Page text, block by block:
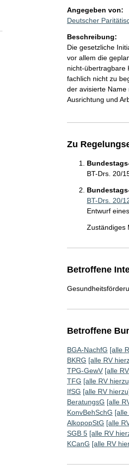
Angegeben von:
Deutscher
Beschreibung:
Die gesetzliche
vor allem die
nicht-übertragbare
fachlich nicht zu
der avisierte
Ausrichtung und
Zu
BT-Drs. 20/
BT-Drs. 20/
Entwurf
Zuständiges
Betroffene
Betroffene
BGA-NachfG [alle
BKRG [alle RV
TPG-GewV [alle
TFG [alle RV
IfSG [alle RV
BeratungsG [alle
KonvBehSchG
AlkopopStG [alle
SGB 5 [alle RV
KCanG [alle RV